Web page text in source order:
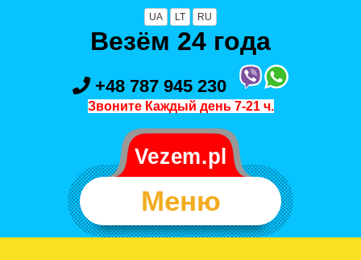
UA LT RU
Везём 24 года
+48 787 945 230
Звоните Каждый день 7-21 ч.
Меню